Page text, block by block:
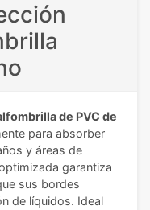
de PVC de
para absorber
y áreas de
garantiza
sus bordes
de líquidos. Ideal